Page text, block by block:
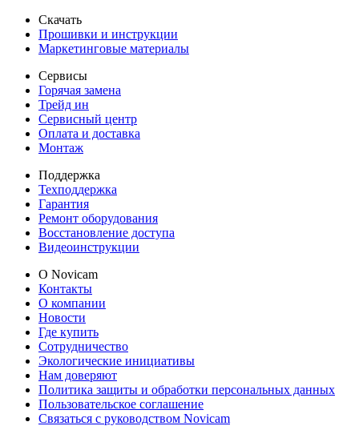
Скачать
Прошивки и инструкции
Маркетинговые материалы
Сервисы
Горячая замена
Трейд ин
Сервисный центр
Оплата и доставка
Монтаж
Поддержка
Техподдержка
Гарантия
Ремонт оборудования
Восстановление доступа
Видеоинструкции
О Novicam
Контакты
О компании
Новости
Где купить
Сотрудничество
Экологические инициативы
Нам доверяют
Политика защиты и обработки персональных данных
Пользовательское соглашение
Связаться с руководством Novicam